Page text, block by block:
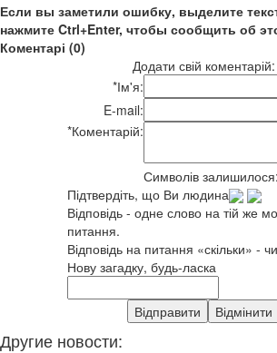
Если вы заметили ошибку, выделите
нажмите Ctrl+Enter, чтобы сообщить об
Коментарі (0)
Додати свій коментарій:
*Ім'я:
E-mail:
*Коментарій:
Символів залишилося:
Підтвердіть, що Ви людина
Відповідь - одне слово на тій же
питання.
Відповідь на питання «скільки» -
Нову загадку, будь-ласка
Другие новости: